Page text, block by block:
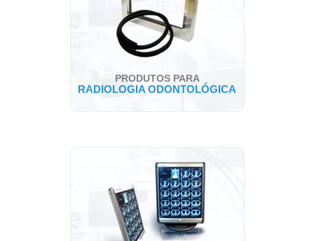
PRODUTOS PARA
RADIOLOGIA ODONTOLÓGICA